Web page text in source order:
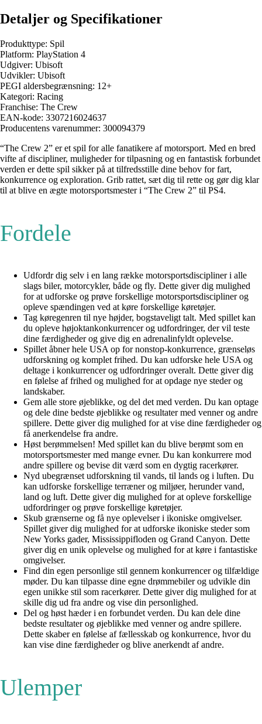
Detaljer og Specifikationer
Produkttype: Spil
Platform: PlayStation 4
Udgiver: Ubisoft
Udvikler: Ubisoft
PEGI aldersbegrænsning: 12+
Kategori: Racing
Franchise: The Crew
EAN-kode: 3307216024637
Producentens varenummer: 300094379
“The Crew 2” er et spil for alle fanatikere af motorsport. Med en bred
vifte af discipliner, muligheder for tilpasning og en fantastisk forbundet
verden er dette spil sikker på at tilfredsstille dine behov for fart,
konkurrence og exploration. Grib rattet, sæt dig til rette og gør dig klar
til at blive en ægte motorsportsmester i “The Crew 2” til PS4.
Fordele
Udfordr dig selv i en lang række motorsportsdiscipliner i alle
slags biler, motorcykler, både og fly. Dette giver dig mulighed
for at udforske og prøve forskellige motorsportsdiscipliner og
opleve spændingen ved at køre forskellige køretøjer.
Tag køregenren til nye højder, bogstaveligt talt. Med spillet kan
du opleve højoktankonkurrencer og udfordringer, der vil teste
dine færdigheder og give dig en adrenalinfyldt oplevelse.
Spillet åbner hele USA op for nonstop-konkurrence, grænseløs
udforskning og komplet frihed. Du kan udforske hele USA og
deltage i konkurrencer og udfordringer overalt. Dette giver dig
en følelse af frihed og mulighed for at opdage nye steder og
landskaber.
Gem alle store øjeblikke, og del det med verden. Du kan optage
og dele dine bedste øjeblikke og resultater med venner og andre
spillere. Dette giver dig mulighed for at vise dine færdigheder og
få anerkendelse fra andre.
Høst berømmelsen! Med spillet kan du blive berømt som en
motorsportsmester med mange evner. Du kan konkurrere mod
andre spillere og bevise dit værd som en dygtig racerkører.
Nyd ubegrænset udforskning til vands, til lands og i luften. Du
kan udforske forskellige terræner og miljøer, herunder vand,
land og luft. Dette giver dig mulighed for at opleve forskellige
udfordringer og prøve forskellige køretøjer.
Skub grænserne og få nye oplevelser i ikoniske omgivelser.
Spillet giver dig mulighed for at udforske ikoniske steder som
New Yorks gader, Mississippifloden og Grand Canyon. Dette
giver dig en unik oplevelse og mulighed for at køre i fantastiske
omgivelser.
Find din egen personlige stil gennem konkurrencer og tilfældige
møder. Du kan tilpasse dine egne drømmebiler og udvikle din
egen unikke stil som racerkører. Dette giver dig mulighed for at
skille dig ud fra andre og vise din personlighed.
Del og høst hæder i en forbundet verden. Du kan dele dine
bedste resultater og øjeblikke med venner og andre spillere.
Dette skaber en følelse af fællesskab og konkurrence, hvor du
kan vise dine færdigheder og blive anerkendt af andre.
Ulemper